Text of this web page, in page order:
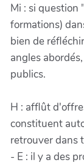
Mi : si question
formations)
bien de
angles
publics.
H : afflût
constituent
retrouver dans
- E : il y a des